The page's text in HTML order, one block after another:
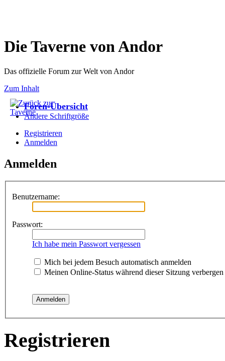
Die Taverne von Andor
Das offizielle Forum zur Welt von Andor
Zum Inhalt
Foren-Übersicht
Ändere Schriftgröße
Registrieren
Anmelden
Anmelden
Benutzername:
Passwort:
Ich habe mein Passwort vergessen
Mich bei jedem Besuch automatisch anmelden
Meinen Online-Status während dieser Sitzung verbergen
Registrieren